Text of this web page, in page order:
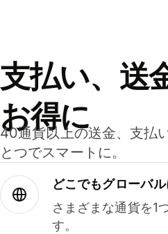
支払い、送
お得に
40通貨以上の送金、支払
とつでスマートに。
どこでもグ⁠ロ⁠ー⁠バ⁠
さまざまな通貨を1
す。